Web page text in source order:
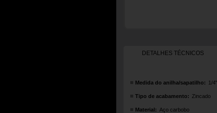
DETALHES TÉCNICOS
Medida do anilha/sapatilho: 1/
Tipo de acabamento: Zincado
Material: Aço carbobo